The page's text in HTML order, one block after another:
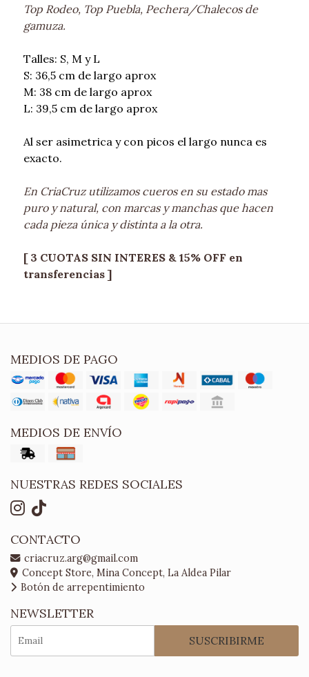
Top Rodeo, Top Puebla, Pechera/Chalecos de
gamuza.
Talles: S, M y L
S: 36,5 cm de largo aprox
M: 38 cm de largo aprox
L: 39,5 cm de largo aprox
Al ser asimetrica y con picos el largo nunca es
exacto.
En CriaCruz utilizamos cueros en su estado mas
puro y natural, con marcas y manchas que hacen
cada pieza única y distinta a la otra.
[ 3 CUOTAS SIN INTERES & 15% OFF en
transferencias ]
MEDIOS DE PAGO
MEDIOS DE ENVÍO
NUESTRAS REDES SOCIALES
CONTACTO
criacruz.arg@gmail.com
Concept Store, Mina Concept, La Aldea Pilar
Botón de arrepentimiento
NEWSLETTER
SUSCRIBIRME